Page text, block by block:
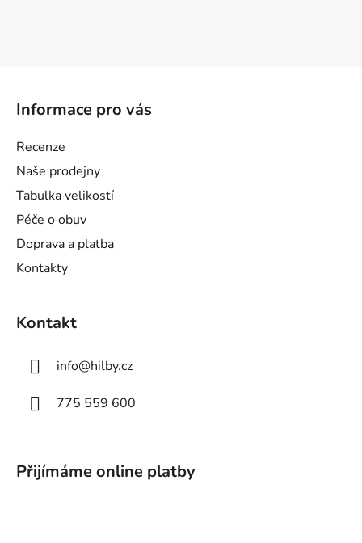
Informace pro vás
Recenze
Naše prodejny
Tabulka velikostí
Péče o obuv
Doprava a platba
Kontakty
Kontakt
info@hilby.cz
775 559 600
Přijímáme online platby